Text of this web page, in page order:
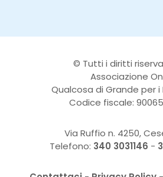
© Tutti i diritti
Associazione
Qualcosa di Grande per i
Codice fiscale:
Via Ruffio n. 4250,
Telefono: 340 3031146 -